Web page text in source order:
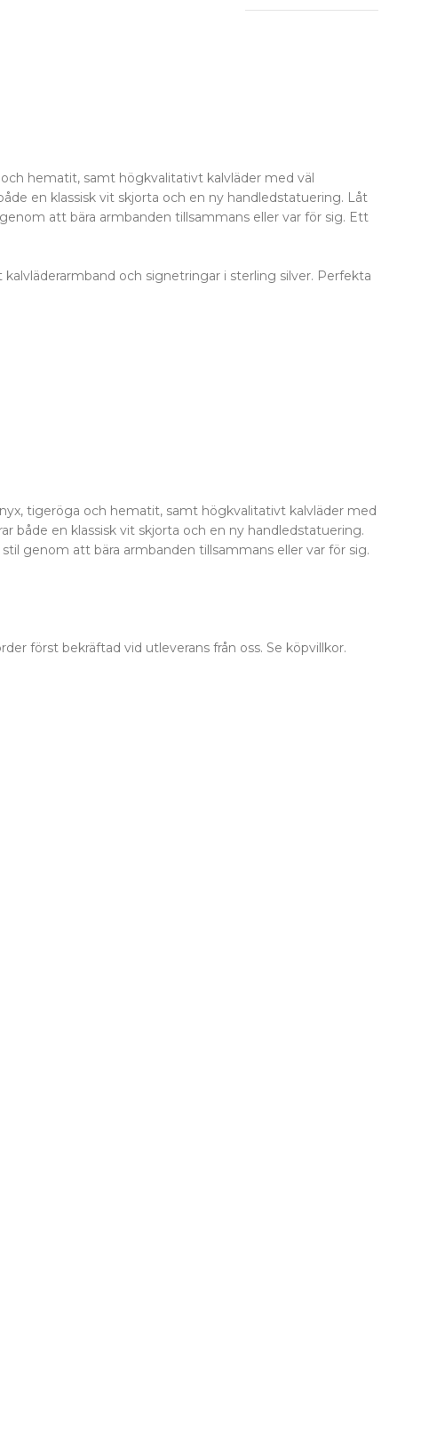
hematit, samt högkvalitativt kalvläder med väl
en klassisk vit skjorta och en ny handledstatuering. Låt
att bära armbanden tillsammans eller var för sig. Ett
och signetringar i sterling silver. Perfekta
tigeröga och hematit, samt högkvalitativt kalvläder med
både en klassisk vit skjorta och en ny handledstatuering.
genom att bära armbanden tillsammans eller var för sig.
först bekräftad vid utleverans från oss. Se köpvillkor.